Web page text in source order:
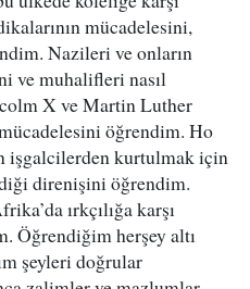
mücadelesini,
Nazileri ve onların
ve muhalifleri nasıl
X ve Martin Luther
öğrendim. Ho
işgalcilerden kurtulmak için
direnişini öğrendim.
ırkçılığa karşı
Öğrendiğim herşey altı
şeyleri doğrular